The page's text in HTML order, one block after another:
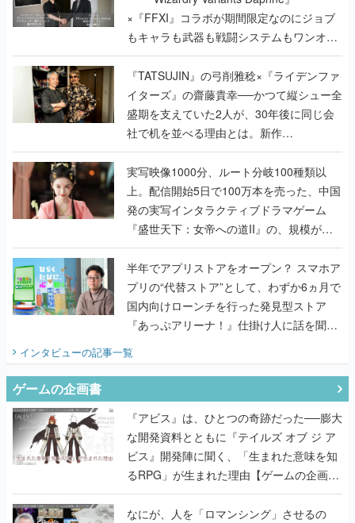
×『FFXI』コラボが期間限定なのにジョブ
もキャラも武器も戦闘システムもワンオフ
で作り込まれた理由を両ディレクターに聞
く
『TATSUJIN』の弓削雅稔×『ライデンファ
イターズ』の齋藤貴幸──かつて縦シュー全
盛期を支えていた2人が、30年後に同じ会
社で机を並べる理由とは。新作
『TATSUJIN EXTREME』で初タッグを組
んだレジェンド2人に訊く開発秘話
実写映像1000分、ルート分岐100種類以
上。配信開始5日で100万本を売った、中国
発の実写インタラクティブドラマゲーム
『盛世天下：女帝への道II』の、規模が違
うこだわりをプロデューサーに聞いた
半年でアプリストアをオープン？ スマホア
プリの“代替ストア”として、わずか6ヵ月で
国内向けローンチを行った発見型ストア
『あっぷアリーナ！』仕掛け人に話を聞い
インタビューの記事一覧
ゲームの企画書
『アビス』は、ひとつの奇跡だった──膨大
な開発資料とともに『テイルズ オブ ジ ア
ビス』開発陣に聞く、「生まれた意味を知
るRPG」が生まれた理由【ゲームの企画
書】
なにが、人を「ロマンシング」させるの